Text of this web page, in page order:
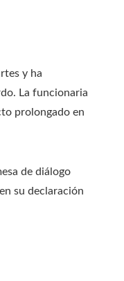
y ha
La funcionaria
prolongado en
de diálogo
su declaración